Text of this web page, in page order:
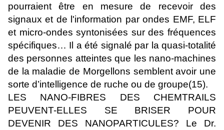
pourraient être en mesure de recevoir des
signaux et de l'information par ondes EMF, ELF
et micro-ondes syntonisées sur des fréquences
spécifiques… Il a été signalé par la quasi-totalité
des personnes atteintes que les nano-machines
de la maladie de Morgellons semblent avoir une
sorte d’intelligence de ruche ou de groupe(15).
LES NANO-FIBRES DES CHEMTRAILS
PEUVENT-ELLES SE BRISER POUR
DEVENIR DES NANOPARTICULES? Le Dr.